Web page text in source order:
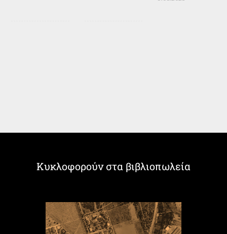
Κυκλοφορούν στα βιβλιοπωλεία